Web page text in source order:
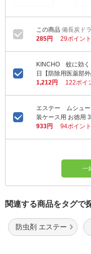
備長炭ド
285円
29ポイント
KINCHO 蚊に効く
日【防除用医薬部外
1,212円
122ポイ
エステー ムシュー
装ケース用 お徳用
933円
94ポイント
一
関連する商品をタグで
防虫剤 エステー